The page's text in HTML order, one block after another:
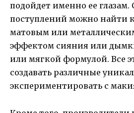
подойдет именно ее
поступлений можно найти
матовым или
эффектом сияния или
или мягкой формулой. Все
создавать различные
экспериментировать с